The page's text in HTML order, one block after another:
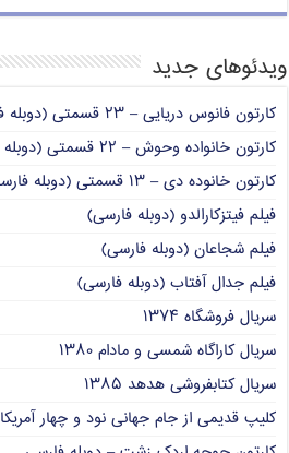
ویدئوهای جدید
کارتون فانوس دریایی – ۲۳ قسمتی (دوبله فارسی)
کارتون خانواده وحوش – ۲۲ قسمتی (دوبله فارسی)
کارتون خانوده دی – ۱۳ قسمتی (دوبله فارسی)
فیلم فیتزکارالدو (دوبله فارسی)
فیلم شجاعان (دوبله فارسی)
فیلم جدال آفتاب (دوبله فارسی)
سریال فروشگاه ۱۳۷۴
سریال کاراگاه شمسی و مادام ۱۳۸۰
سریال کتابفروشی هدهد ۱۳۸۵
کلیپ قدیمی از جام جهانی نود و چهار آمریکا